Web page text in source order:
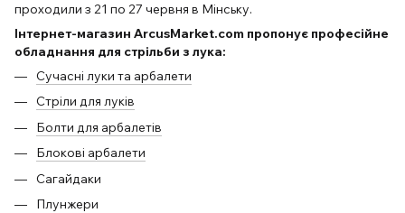
проходили з 21 по 27 червня в Мінську.
Інтернет-магазин ArcusMarket.com пропонує професійне
обладнання для стрільби з лука:
Сучасні луки та арбалети
Стріли для луків
Болти для арбалетів
Блокові арбалети
Сагайдаки
Плунжери